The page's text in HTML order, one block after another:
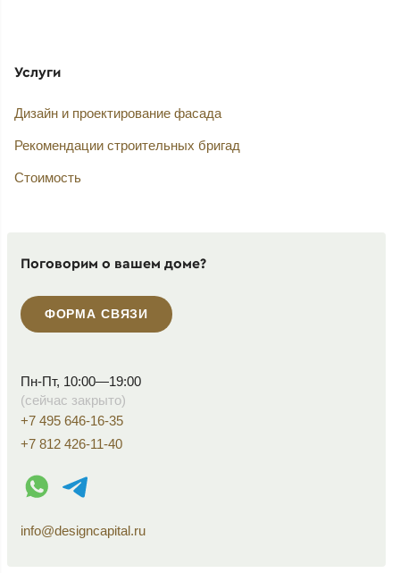
Услуги
Дизайн и проектирование фасада
Рекомендации строительных бригад
Стоимость
Поговорим о вашем доме?
ФОРМА СВЯЗИ
Пн-Пт, 10:00—19:00
(сейчас закрыто)
+7 495 646-16-35
+7 812 426-11-40
WhatsApp контакт
Telegram контакт
info@designcapital.ru